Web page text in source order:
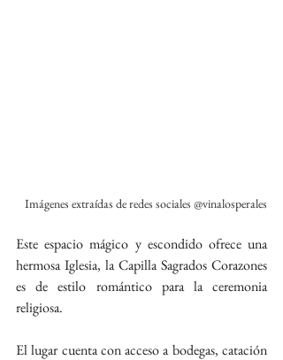
Imágenes extraídas de redes sociales @vinalosperales
Este espacio mágico y escondido ofrece una
hermosa Iglesia, la Capilla Sagrados Corazones
es de estilo romántico para la ceremonia
religiosa.
El lugar cuenta con acceso a bodegas, catación